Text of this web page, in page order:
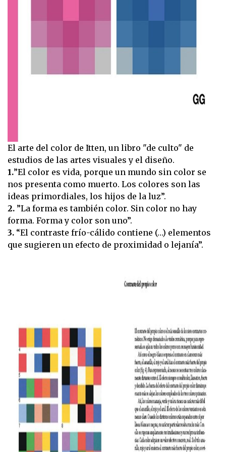
El arte del color de Itten, un libro "de culto" de
estudios de las artes visuales y el diseño.
1.”El color es vida, porque un mundo sin color se
nos presenta como muerto. Los colores son las
ideas primordiales, los hijos de la luz”.
2. ”La forma es también color. Sin color no hay
forma. Forma y color son uno”.
3. “El contraste frío-cálido contiene (…) elementos
que sugieren un efecto de proximidad o lejanía”.